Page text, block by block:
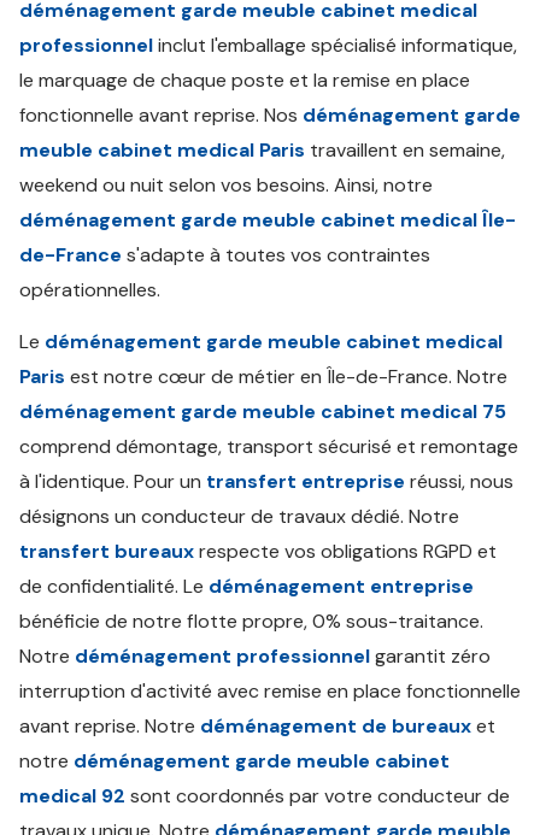
déménagement garde meuble cabinet medical
professionnelinclut l'emballage spécialisé informatique,
le marquage de chaque poste et la remise en place
fonctionnelle avant reprise. Nos déménagement garde
meuble cabinet medical Paris travaillent en semaine,
weekend ou nuit selon vos besoins. Ainsi, notre
déménagement garde meuble cabinet medical Île-
de-France s'adapte à toutes vos contraintes
opérationnelles.
Le déménagement garde meuble cabinet medical
Paris est notre cœur de métier en Île-de-France. Notre
déménagement garde meuble cabinet medical 75
comprend démontage, transport sécurisé et remontage
à l'identique. Pour un transfert entreprise réussi, nous
désignons un conducteur de travaux dédié. Notre
transfert bureauxrespecte vos obligations RGPD et
de confidentialité. Le déménagement entreprise
bénéficie de notre flotte propre, 0% sous-traitance.
Notre déménagement professionnelgarantit zéro
interruption d'activité avec remise en place fonctionnelle
avant reprise. Notre déménagement de bureauxet
notre déménagement garde meuble cabinet
medical 92 sont coordonnés par votre conducteur de